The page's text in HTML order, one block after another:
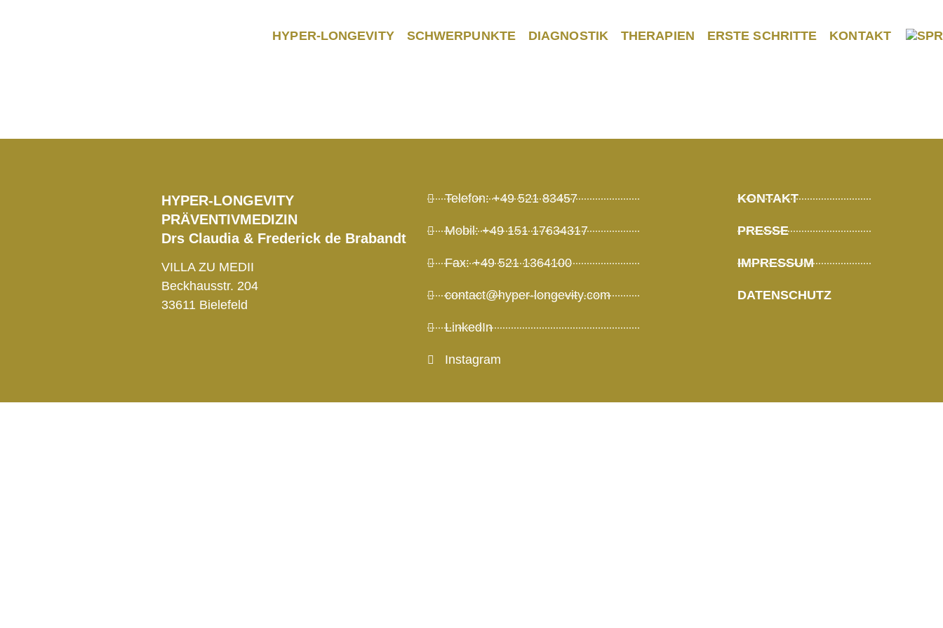
HYPER-LONGEVITY SCHWERPUNKTE DIAGNOSTIK THERAPIEN ERSTE SCHRITTE KONTAKT
HYPER-LONGEVITY
PRÄVENTIVMEDIZIN
Drs Claudia & Frederick de Brabandt
VILLA ZU MEDII
Beckhausstr. 204
33611 Bielefeld
Telefon: +49 521 83457
Mobil: +49 151 17634317
Fax: +49 521 1364100
contact@hyper-longevity.com
LinkedIn
Instagram
KONTAKT
PRESSE
IMPRESSUM
DATENSCHUTZ